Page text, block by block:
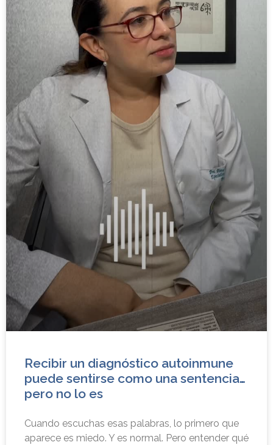
Recibir un diagnóstico autoinmune
puede sentirse como una sentencia…
pero no lo es
Cuando escuchas esas palabras, lo primero que
aparece es miedo. Y es normal. Pero entender qué